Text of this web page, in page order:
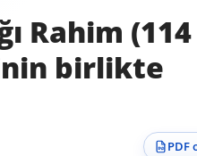
Rahim (114
birlikte
PDF